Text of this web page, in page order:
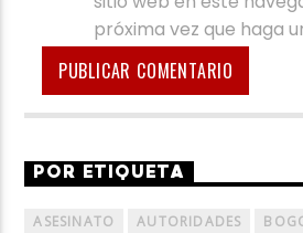
próxima vez que haga
POR ETIQUETA
ASESINATO AUTORIDADES